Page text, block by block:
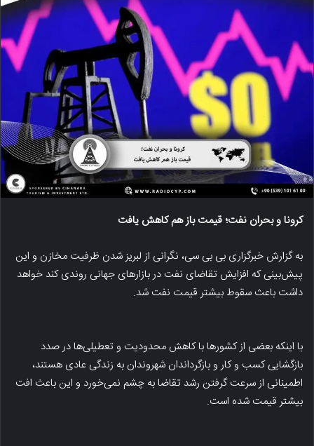
کرونا و بحران نفت؛ قیمت باز هم کاهش یافت
به گزارش خبرگزاری بی بی سی، نگرانی‌ از لبریز شدن ظرفیت مخازن و این
پیش‌بینی که افزایش تقاضای نفت در بازارهای جهانی روندی کند خواهد
داشت باعث سقوط بیشتر قیمت نفت شد.
با اینکه بعضی از کشورها با کاهش محدودیت‌ و تعطیلی‌ها در صدد
بازگشایی کسب و کار و بازگرداندان شهروندان به زندگی عادی هستند،
اطمینانی از سرعت گرفتن رشد تقاضا به چشم نمی‌خورد و این باعث افت
بیشتر قیمت شده است.